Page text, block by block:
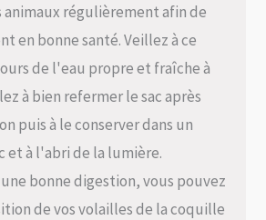
animaux régulièrement afin de
en bonne santé. Veillez à ce
de l'eau propre et fraîche à
à bien refermer le sac après
puis à le conserver dans un
et à l'abri de la lumière.
une bonne digestion, vous pouvez
de vos volailles de la coquille